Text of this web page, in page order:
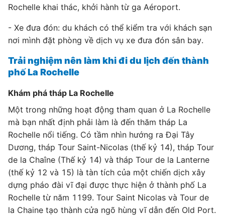
Rochelle khai thác, khởi hành từ ga Aéroport.
- Xe đưa đón: du khách có thể kiểm tra với khách sạn
nơi mình đặt phòng về dịch vụ xe đưa đón sân bay.
Trải nghiệm nên làm khi đi du lịch đến thành
phố La Rochelle
Khám phá tháp La Rochelle
Một trong những hoạt động tham quan ở La Rochelle
mà bạn nhất định phải làm là đến thăm tháp La
Rochelle nổi tiếng. Có tầm nhìn hướng ra Đại Tây
Dương, tháp Tour Saint-Nicolas (thế kỷ 14), tháp Tour
de la Chaîne (Thế kỷ 14) và tháp Tour de la Lanterne
(thế kỷ 12 và 15) là tàn tích của một chiến dịch xây
dựng pháo đài vĩ đại được thực hiện ở thành phố La
Rochelle từ năm 1199. Tour Saint Nicolas và Tour de
la Chaine tạo thành cửa ngõ hùng vĩ dẫn đến Old Port.